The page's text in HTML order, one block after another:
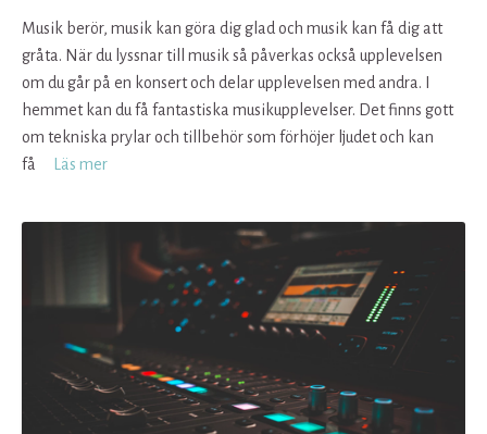
Musik berör, musik kan göra dig glad och musik kan få dig att
gråta. När du lyssnar till musik så påverkas också upplevelsen
om du går på en konsert och delar upplevelsen med andra. I
hemmet kan du få fantastiska musikupplevelser. Det finns gott
om tekniska prylar och tillbehör som förhöjer ljudet och kan
få
Läs mer